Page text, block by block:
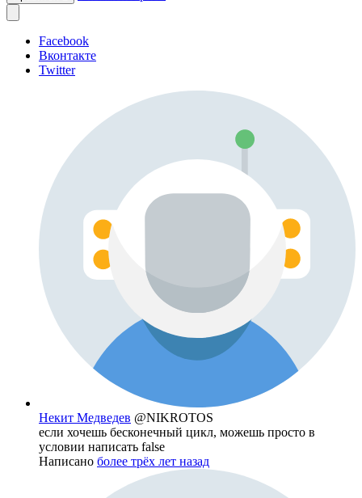
Facebook
Вконтакте
Twitter
Некит Медведев @NIKROTOS
если хочешь бесконечный цикл, можешь просто в
условии написать false
Написано более трёх лет назад